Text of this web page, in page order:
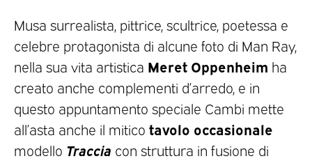
Musa surrealista, pittrice, scultrice, poetessa e
celebre protagonista di alcune foto di Man Ray,
nella sua vita artistica Meret Oppenheim ha
creato anche complementi d’arredo, e in
questo appuntamento speciale Cambi mette
all’asta anche il mitico tavolo occasionale
modello Traccia con struttura in fusione di